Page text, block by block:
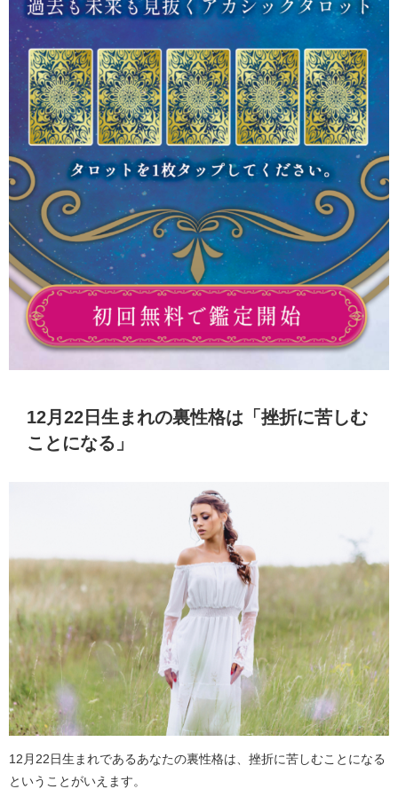
12月22日生まれの裏性格は「挫折に苦しむ
ことになる」
12月22日生まれであるあなたの裏性格は、挫折に苦しむことになる
ということがいえます。